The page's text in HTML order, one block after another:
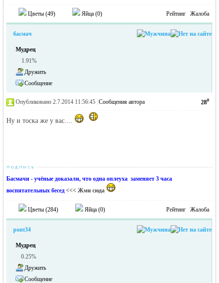
Цветы (49) Яйца (0) Рейтинг Жалоба
басмач
Мудрец
1.91%
Дружить
Сообщение
28#
Опубликовано 2.7.2014 11:56:45 Сообщения автора
Ну и тоска же у вас....
Басмачи - учёные доказали, что одна оплеуха заменяет 3 часа
воспитательных бесед <<< Жми сюда
Цветы (284) Яйца (0) Рейтинг Жалоба
pont34
Мудрец
0.25%
Дружить
Сообщение